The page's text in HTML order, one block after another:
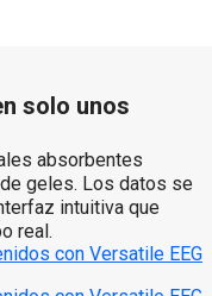
solo unos
absorbentes
geles. Los datos se
intuitiva que
real.
con Versatile EEG